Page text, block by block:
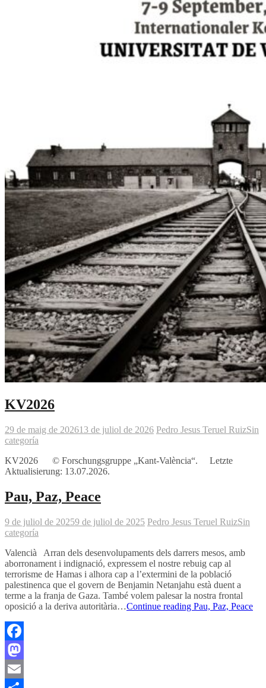
KV2026
29 de maig de 202613 de juliol de 2026 Pedro Jesus Teruel RuizSin
categoría
KV2026 © Forschungsgruppe „Kant-València“. Letzte
Aktualisierung: 13.07.2026.
Pau, Paz, Peace
9 de juliol de 20259 de juliol de 2025 Pedro Jesus Teruel RuizSin
categoría
Valencià Arran dels desenvolupaments dels darrers mesos, amb
aborronament i indignació, expressem el nostre rebuig cap al
terrorisme de Hamas i alhora cap a l’extermini de la població
palestinenca que el govern de Benjamin Netanjahu està duent a
terme a la franja de Gaza. També volem palesar la nostra frontal
oposició a la deriva autoritària…Continue reading Pau, Paz, Peace
Facebook
Mastodon